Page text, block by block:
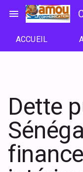
menu
ACCUEIL
Dette